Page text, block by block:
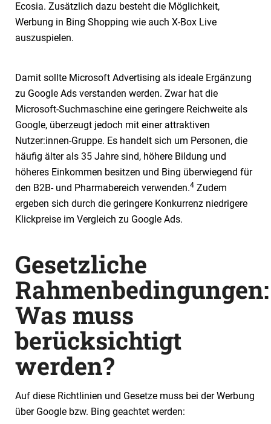
Ecosia. Zusätzlich dazu besteht die Möglichkeit,
Werbung in Bing Shopping wie auch X-Box Live
auszuspielen.
Damit sollte Microsoft Advertising als ideale Ergänzung
zu Google Ads verstanden werden. Zwar hat die
Microsoft-Suchmaschine eine geringere Reichweite als
Google, überzeugt jedoch mit einer attraktiven
Nutzer:innen-Gruppe. Es handelt sich um Personen, die
häufig älter als 35 Jahre sind, höhere Bildung und
höheres Einkommen besitzen und Bing überwiegend für
den B2B- und Pharmabereich verwenden.4 Zudem
ergeben sich durch die geringere Konkurrenz niedrigere
Klickpreise im Vergleich zu Google Ads.
Gesetzliche
Rahmenbedingungen:
Was muss
berücksichtigt
werden?
Auf diese Richtlinien und Gesetze muss bei der Werbung
über Google bzw. Bing geachtet werden: